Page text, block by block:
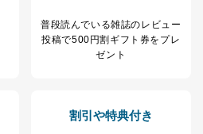
採用選考、ご連絡のため
人事、総務などの雇用管理等のた
た商品の発売元企業からのｅメー
普段読んでいる雑誌のレビュー
投稿で500円割ギフト券をプレ
ゼント
割引や特典付き